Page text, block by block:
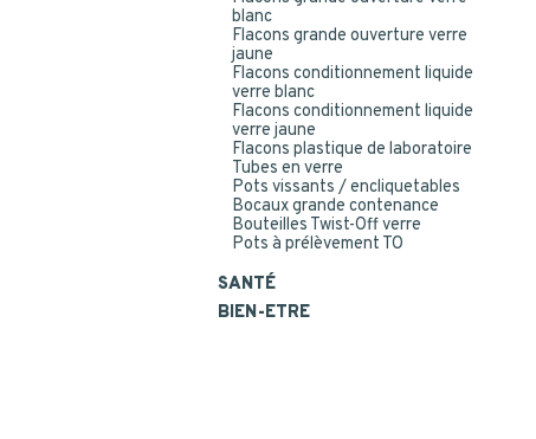
blanc
Flacons grande ouverture verre
jaune
Flacons conditionnement liquide
verre blanc
Flacons conditionnement liquide
verre jaune
Flacons plastique de laboratoire
Tubes en verre
Pots vissants / encliquetables
Bocaux grande contenance
Bouteilles Twist-Off verre
Pots à prélèvement TO
SANTÉ
BIEN-ETRE